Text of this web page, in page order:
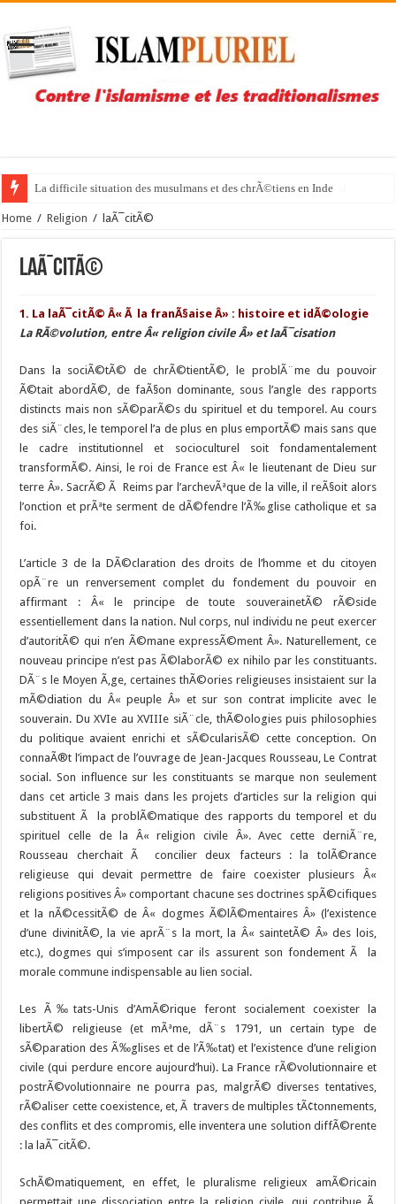
NoÃ«l libre mais sous bonne garde pour la Pakistanaise Asia Bibi
Home / Religion / laÃ¯citÃ©
laÃ¯citÃ©
1. La laÃ¯citÃ© Â« Ã la franÃ§aise Â» : histoire et idÃ©ologie
La RÃ©volution, entre Â« religion civile Â» et laÃ¯cisation
Dans la sociÃ©tÃ© de chrÃ©tientÃ©, le problÃ¨me du pouvoir
Ã©tait abordÃ©, de faÃ§on dominante, sous l’angle des rapports
distincts mais non sÃ©parÃ©s du spirituel et du temporel. Au cours
des siÃ¨cles, le temporel l’a de plus en plus emportÃ© mais sans que
le cadre institutionnel et socioculturel soit fondamentalement
transformÃ©. Ainsi, le roi de France est Â« le lieutenant de Dieu sur
terre Â». SacrÃ© Ã Reims par l’archevÃªque de la ville, il reÃ§oit alors
l’onction et prÃªte serment de dÃ©fendre l’Ã‰glise catholique et sa
foi.
L’article 3 de la DÃ©claration des droits de l’homme et du citoyen
opÃ¨re un renversement complet du fondement du pouvoir en
affirmant : Â« le principe de toute souverainetÃ© rÃ©side
essentiellement dans la nation. Nul corps, nul individu ne peut exercer
d’autoritÃ© qui n’en Ã©mane expressÃ©ment Â». Naturellement, ce
nouveau principe n’est pas Ã©laborÃ© ex nihilo par les constituants.
DÃ¨s le Moyen Ã‚ge, certaines thÃ©ories religieuses insistaient sur la
mÃ©diation du Â« peuple Â» et sur son contrat implicite avec le
souverain. Du XVIe au XVIIIe siÃ¨cle, thÃ©ologies puis philosophies
du politique avaient enrichi et sÃ©cularisÃ© cette conception. On
connaÃ®t l’impact de l’ouvrage de Jean-Jacques Rousseau, Le Contrat
social. Son influence sur les constituants se marque non seulement
dans cet article 3 mais dans les projets d’articles sur la religion qui
substituent Ã la problÃ©matique des rapports du temporel et du
spirituel celle de la Â« religion civile Â». Avec cette derniÃ¨re,
Rousseau cherchait Ã concilier deux facteurs : la tolÃ©rance
religieuse qui devait permettre de faire coexister plusieurs Â«
religions positives Â» comportant chacune ses doctrines spÃ©cifiques
et la nÃ©cessitÃ© de Â« dogmes Ã©lÃ©mentaires Â» (l’existence
d’une divinitÃ©, la vie aprÃ¨s la mort, la Â« saintetÃ© Â» des lois,
etc.), dogmes qui s’imposent car ils assurent son fondement Ã la
morale commune indispensable au lien social.
Les Ã‰tats-Unis d’AmÃ©rique feront socialement coexister la
libertÃ© religieuse (et mÃªme, dÃ¨s 1791, un certain type de
sÃ©paration des Ã‰glises et de l’Ã‰tat) et l’existence d’une religion
civile (qui perdure encore aujourd’hui). La France rÃ©volutionnaire et
postrÃ©volutionnaire ne pourra pas, malgrÃ© diverses tentatives,
rÃ©aliser cette coexistence, et, Ã travers de multiples tÃ¢tonnements,
des conflits et des compromis, elle inventera une solution diffÃ©rente
: la laÃ¯citÃ©.
SchÃ©matiquement, en effet, le pluralisme religieux amÃ©ricain